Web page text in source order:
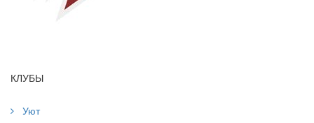
КЛУБЫ
Уют